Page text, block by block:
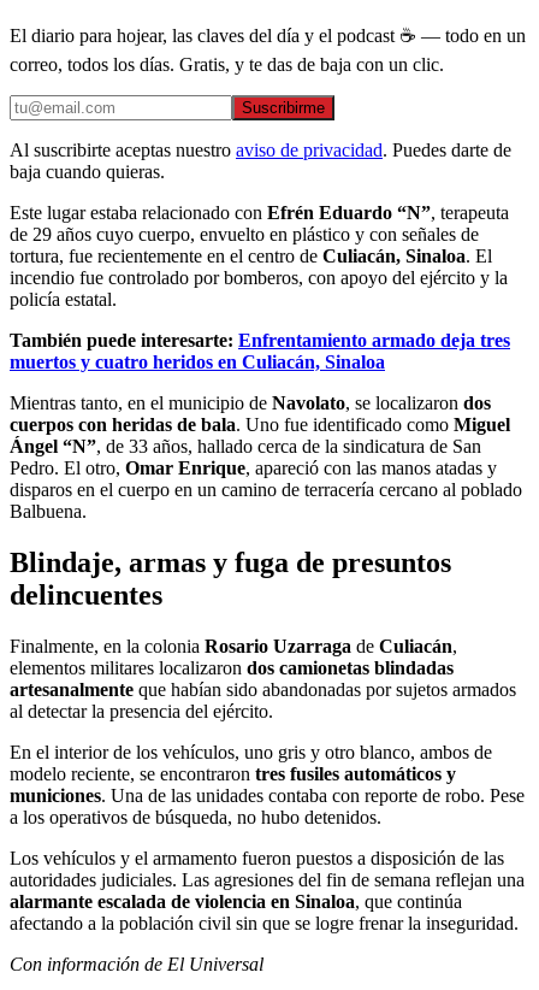
El diario para hojear, las claves del día y el podcast ☕ — todo en un
correo, todos los días. Gratis, y te das de baja con un clic.
Suscribirme
Al suscribirte aceptas nuestro aviso de privacidad. Puedes darte de
baja cuando quieras.
Este lugar estaba relacionado con Efrén Eduardo “N”, terapeuta
de 29 años cuyo cuerpo, envuelto en plástico y con señales de
tortura, fue recientemente en el centro de Culiacán, Sinaloa. El
incendio fue controlado por bomberos, con apoyo del ejército y la
policía estatal.
También puede interesarte: Enfrentamiento armado deja tres
muertos y cuatro heridos en Culiacán, Sinaloa
Mientras tanto, en el municipio de Navolato, se localizaron dos
cuerpos con heridas de bala. Uno fue identificado como Miguel
Ángel “N”, de 33 años, hallado cerca de la sindicatura de San
Pedro. El otro, Omar Enrique, apareció con las manos atadas y
disparos en el cuerpo en un camino de terracería cercano al poblado
Balbuena.
Blindaje, armas y fuga de presuntos
delincuentes
Finalmente, en la colonia Rosario Uzarraga de Culiacán,
elementos militares localizaron dos camionetas blindadas
artesanalmente que habían sido abandonadas por sujetos armados
al detectar la presencia del ejército.
En el interior de los vehículos, uno gris y otro blanco, ambos de
modelo reciente, se encontraron tres fusiles automáticos y
municiones. Una de las unidades contaba con reporte de robo. Pese
a los operativos de búsqueda, no hubo detenidos.
Los vehículos y el armamento fueron puestos a disposición de las
autoridades judiciales. Las agresiones del fin de semana reflejan una
alarmante escalada de violencia en Sinaloa, que continúa
afectando a la población civil sin que se logre frenar la inseguridad.
Con información de El Universal